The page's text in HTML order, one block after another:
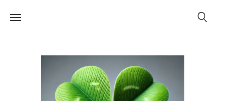
메
검